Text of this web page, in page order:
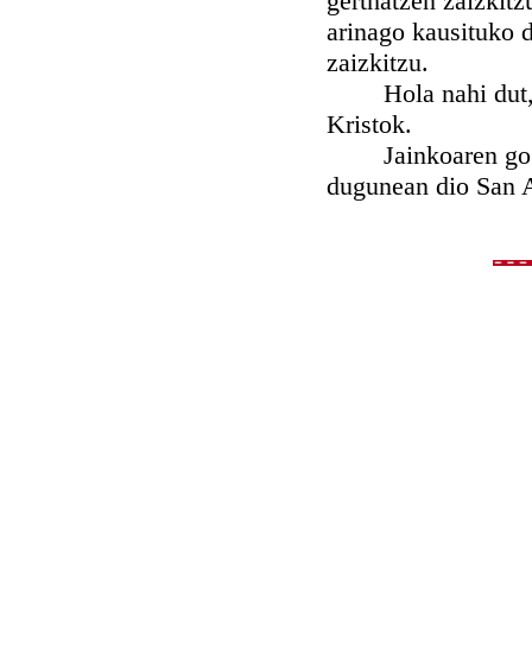
arinago kausituko
zaizkitzu.
Hola nahi dut,
Kristok.
Jainkoaren
dugunean dio San